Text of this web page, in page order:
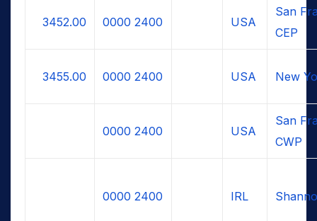
3452.00 0000 2400 USA
San
CEP
3455.00 0000 2400 USA New
0000 2400 USA
San
CWP
0000 2400 IRL